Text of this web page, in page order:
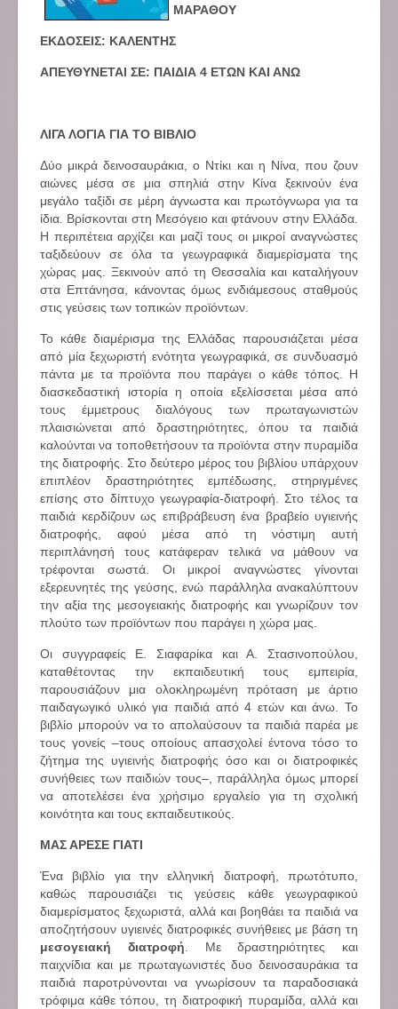
ΜΑΡΑΘΟΥ
ΕΚΔΟΣΕΙΣ: ΚΑΛΕΝΤΗΣ
ΑΠΕΥΘΥΝΕΤΑΙ ΣΕ: ΠΑΙΔΙΑ 4 ΕΤΩΝ ΚΑΙ ΑΝΩ
ΛΙΓΑ ΛΟΓΙΑ ΓΙΑ ΤΟ ΒΙΒΛΙΟ
Δύο μικρά δεινοσαυράκια, ο Ντίκι και η Νίνα, που ζουν
αιώνες μέσα σε μια σπηλιά στην Κίνα ξεκινούν ένα
μεγάλο ταξίδι σε μέρη άγνωστα και πρωτόγνωρα για τα
ίδια. Βρίσκονται στη Μεσόγειο και φτάνουν στην Ελλάδα.
Η περιπέτεια αρχίζει και μαζί τους οι μικροί αναγνώστες
ταξιδεύουν σε όλα τα γεωγραφικά διαμερίσματα της
χώρας μας. Ξεκινούν από τη Θεσσαλία και καταλήγουν
στα Επτάνησα, κάνοντας όμως ενδιάμεσους σταθμούς
στις γεύσεις των τοπικών προϊόντων.
Το κάθε διαμέρισμα της Ελλάδας παρουσιάζεται μέσα
από μία ξεχωριστή ενότητα γεωγραφικά, σε συνδυασμό
πάντα με τα προϊόντα που παράγει ο κάθε τόπος. Η
διασκεδαστική ιστορία η οποία εξελίσσεται μέσα από
τους έμμετρους διαλόγους των πρωταγωνιστών
πλαισιώνεται από δραστηριότητες, όπου τα παιδιά
καλούνται να τοποθετήσουν τα προϊόντα στην πυραμίδα
της διατροφής. Στο δεύτερο μέρος του βιβλίου υπάρχουν
επιπλέον δραστηριότητες εμπέδωσης, στηριγμένες
επίσης στο δίπτυχο γεωγραφία-διατροφή. Στο τέλος τα
παιδιά κερδίζουν ως επιβράβευση ένα βραβείο υγιεινής
διατροφής, αφού μέσα από τη νόστιμη αυτή
περιπλάνησή τους κατάφεραν τελικά να μάθουν να
τρέφονται σωστά. Οι μικροί αναγνώστες γίνονται
εξερευνητές της γεύσης, ενώ παράλληλα ανακαλύπτουν
την αξία της μεσογειακής διατροφής και γνωρίζουν τον
πλούτο των προϊόντων που παράγει η χώρα μας.
Οι συγγραφείς Ε. Σιαφαρίκα και Α. Στασινοπούλου,
καταθέτοντας την εκπαιδευτική τους εμπειρία,
παρουσιάζουν μια ολοκληρωμένη πρόταση με άρτιο
παιδαγωγικό υλικό για παιδιά από 4 ετών και άνω. Το
βιβλίο μπορούν να το απολαύσουν τα παιδιά παρέα με
τους γονείς –τους οποίους απασχολεί έντονα τόσο το
ζήτημα της υγιεινής διατροφής όσο και οι διατροφικές
συνήθειες των παιδιών τους–, παράλληλα όμως μπορεί
να αποτελέσει ένα χρήσιμο εργαλείο για τη σχολική
κοινότητα και τους εκπαιδευτικούς.
ΜΑΣ ΑΡΕΣΕ ΓΙΑΤΙ
Ένα βιβλίο για την ελληνική διατροφή, πρωτότυπο,
καθώς παρουσιάζει τις γεύσεις κάθε γεωγραφικού
διαμερίσματος ξεχωριστά, αλλά και βοηθάει τα παιδιά να
αποζητήσουν υγιεινές διατροφικές συνήθειες με βάση τη
μεσογειακή διατροφή. Με δραστηριότητες και
παιχνίδια και με πρωταγωνιστές δυο δεινοσαυράκια τα
παιδιά παροτρύνονται να γνωρίσουν τα παραδοσιακά
τρόφιμα κάθε τόπου, τη διατροφική πυραμίδα, αλλά και